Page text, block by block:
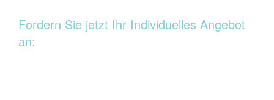
Fordern Sie jetzt Ihr Individuelles Angebot
an: